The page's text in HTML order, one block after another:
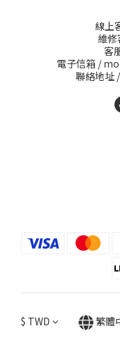
線上
維修
客
電子信箱 /
聯絡地址
$ TWD 繁體